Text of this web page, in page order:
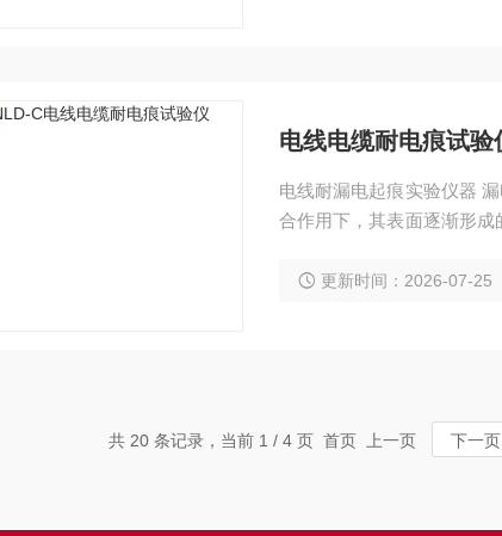
电线电缆耐电痕试验
电线耐漏电起痕实验仪器
合作用下，其表面逐渐形
解液的联合作用下，判断
更新时间：2026-07-25
共 20 条记录，当前 1 / 4 页 首页 上一页 下一页